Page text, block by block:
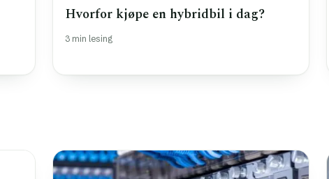
Hvorfor kjøpe en hybridbil i dag?
3 min lesing